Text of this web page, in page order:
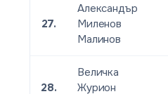
27.
Александър
Миленов
Малинов
28.
Величка
Журион